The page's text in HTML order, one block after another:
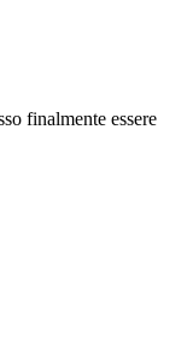
finalmente essere